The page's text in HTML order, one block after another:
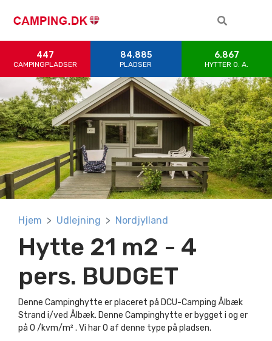
447
CAMPINGPLADSER
84.885
PLADSER
6.867
HYTTER 0. A.
Hjem Udlejning Nordjylland
Hytte 21 m2 - 4
pers. BUDGET
Denne Campinghytte er placeret på DCU-Camping Ålbæk
Strand i/ved Ålbæk. Denne Campinghytte er bygget i og er
på 0 /kvm/m² . Vi har 0 af denne type på pladsen.